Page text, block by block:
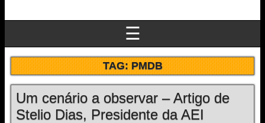
☰
TAG:PMDB
Um cenário a observar – Artigo de
Stelio Dias, Presidente da AEI